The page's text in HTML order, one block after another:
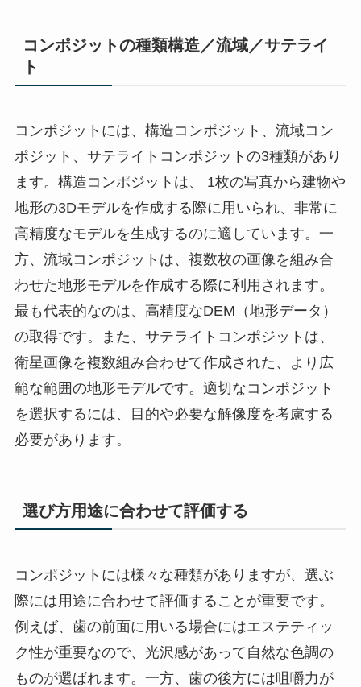
コンポジットの種類構造／流域／サテライ
ト
コンポジットには、構造コンポジット、流域コン
ポジット、サテライトコンポジットの3種類があり
ます。構造コンポジットは、 1枚の写真から建物や
地形の3Dモデルを作成する際に用いられ、非常に
高精度なモデルを生成するのに適しています。一
方、流域コンポジットは、複数枚の画像を組み合
わせた地形モデルを作成する際に利用されます。
最も代表的なのは、高精度なDEM（地形データ）
の取得です。また、サテライトコンポジットは、
衛星画像を複数組み合わせて作成された、より広
範な範囲の地形モデルです。適切なコンポジット
を選択するには、目的や必要な解像度を考慮する
必要があります。
選び方用途に合わせて評価する
コンポジットには様々な種類がありますが、選ぶ
際には用途に合わせて評価することが重要です。
例えば、歯の前面に用いる場合にはエステティッ
ク性が重要なので、光沢感があって自然な色調の
ものが選ばれます。一方、歯の後方には咀嚼力が